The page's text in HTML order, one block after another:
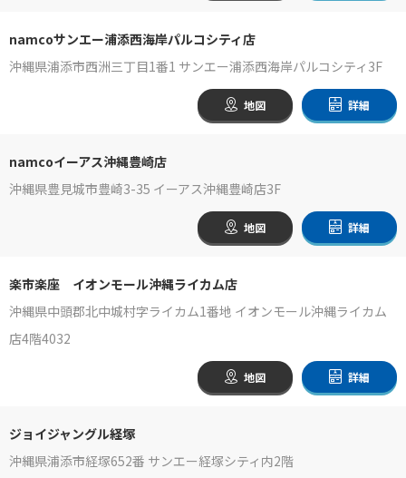
namcoサンエー浦添西海岸パルコシティ店
沖縄県浦添市西洲三丁目1番1 サンエー浦添西海岸パルコシティ3F
地図 詳細
namcoイーアス沖縄豊崎店
沖縄県豊見城市豊崎3-35 イーアス沖縄豊崎店3F
地図 詳細
楽市楽座 イオンモール沖縄ライカム店
沖縄県中頭郡北中城村字ライカム1番地 イオンモール沖縄ライカム
店4階4032
地図 詳細
ジョイジャングル経塚
沖縄県浦添市経塚652番 サンエー経塚シティ内2階